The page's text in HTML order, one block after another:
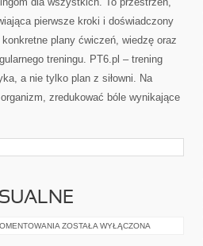
pierwsze kroki i doświadczony
plany ćwiczeń, wiedzę oraz
treningu. PT6.pl – trening
a nie tylko plan z siłowni. Na
zredukować bóle wynikające
TERAPIA
ZOSTAŁA WYŁĄCZONA